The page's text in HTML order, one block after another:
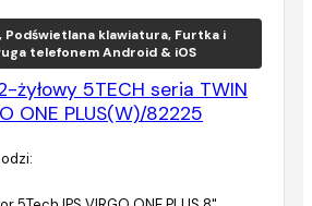
Podświetlana klawiatura, Furtka i
telefonem Android & iOS
żyłowy 5TECH seria TWIN
ONE PLUS(W)/82225